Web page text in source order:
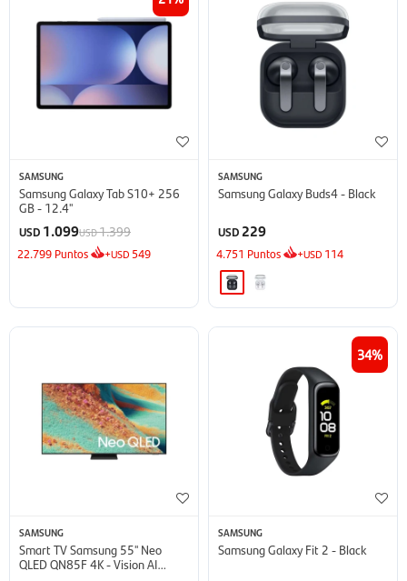
SAMSUNG
Samsung Galaxy Tab S10+ 256
GB - 12.4''
USD 1.099USD1.399
22.799 Puntos +USD 549
SAMSUNG
Samsung Galaxy Buds4 - Black
USD 229
4.751 Puntos +USD 114
SAMSUNG
Smart TV Samsung 55'' Neo
QLED QN85F 4K - Vision AI
34
SAMSUNG
Samsung Galaxy Fit 2 - Black